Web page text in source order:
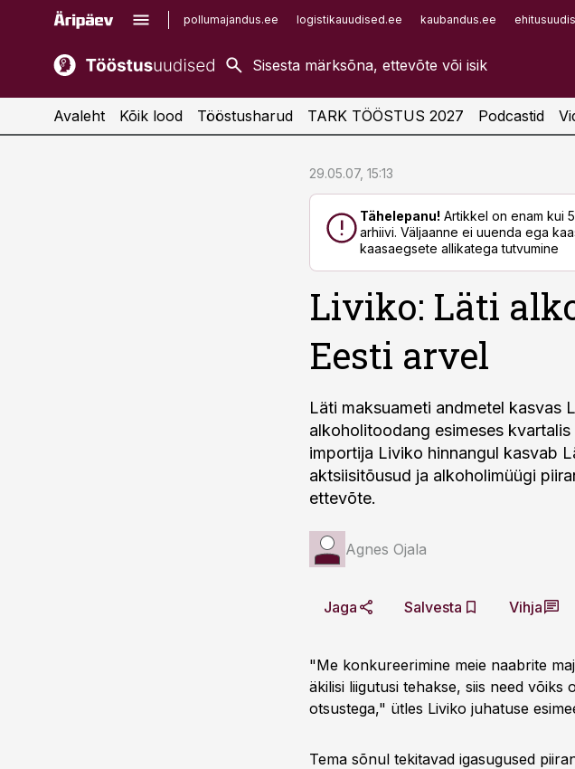
pollumajandus.ee logistikauudised.ee kaubandus.ee
kaubandus.ee
kinnisvarauudised.ee
imelineajalugu.ee
Infopank
Avaleht Kõik lood Tööstusharud TARK TÖÖSTUS 2027 Podcastid
29.05.07, 15:13
Tähelepanu! Artikkel on enam kui
arhiivi. Väljaanne ei uuenda ega
kaasaegsete allikatega tutvumine
Liviko: Läti
Eesti arvel
Läti maksuameti andmetel kasvas
alkoholitoodang esimeses
importija Liviko hinnangul kasvab
aktsiisitõusud ja alkoholimüügi
ettevõte.
Agnes Ojala
Jaga Salvesta Vihja
"Me konkureerimine meie naabrite
äkilisi liigutusi tehakse, siis need
otsustega," ütles Liviko juhatuse
Tema sõnul tekitavad igasugused